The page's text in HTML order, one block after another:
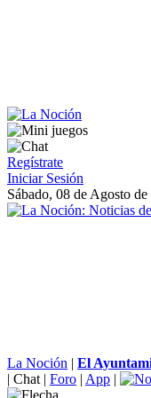
Regístrate
Iniciar Sesión
Sábado, 08 de Agosto
La Noción | El
| Chat | Foro | App |